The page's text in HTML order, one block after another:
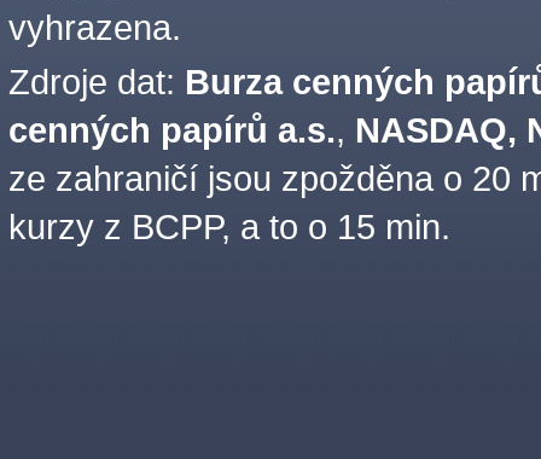
vyhrazena.
Zdroje dat: Burza cenných
cenných papírů a.s., NASDAQ,
ze zahraničí jsou zpožděna o 20
kurzy z BCPP, a to o 15 min.